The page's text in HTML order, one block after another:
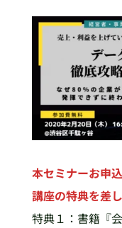
本セミナーお申
講座の特典を差
特典１：書籍『